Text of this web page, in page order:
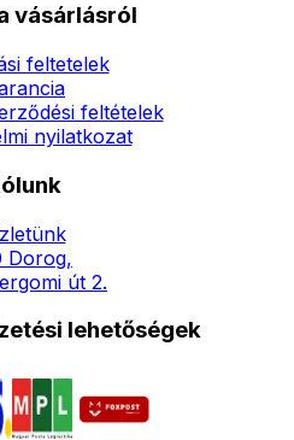
vásárlásról
feltetelek
feltételek
nyilatkozat
Dorog,
út 2.
lehetőségek